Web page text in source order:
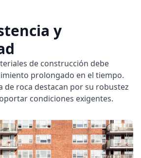
y
de construcción debe
prolongado en el tiempo.
de roca destacan por su robustez
condiciones exigentes.